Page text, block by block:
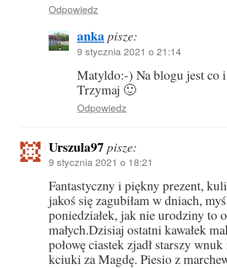
Odpowiedz
ankapisze:
9 stycznia 2021 o 21:14
Matyldo:-) Na blogu jest co
Trzymaj 🙂
Odpowiedz
Urszula97 pisze:
9 stycznia 2021 o 18:21
Fantastyczny i piękny prezent,
jakoś się zagubiłam w dniach,
poniedziałek, jak nie urodziny to
małych.Dzisiaj ostatni kawałek
połowę ciastek zjadł starszy
kciuki za Magdę. Piesio z